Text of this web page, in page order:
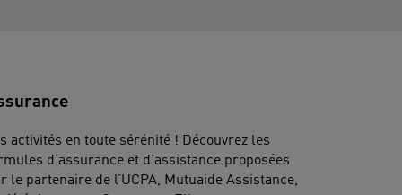
activités en toute sérénité ! Découvrez les
d’assurance et d'assistance proposées
le partenaire de l’UCPA, Mutuaide Assistance,